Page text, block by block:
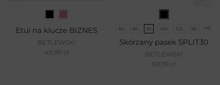
Etui na klucze BIZNES
BETLEWSKI
49,99 zł
85 90 95 100 105 110 +6
Skórzany pasek SPLIT30
BETLEWSKI
69,99 zł